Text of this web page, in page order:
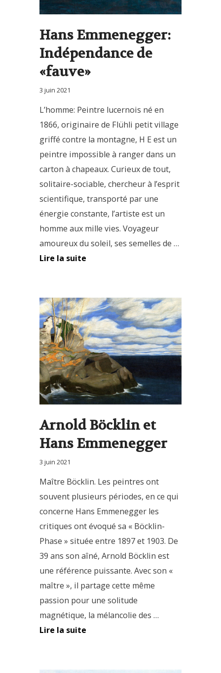
Hans Emmenegger:
Indépendance de
«fauve»
3 juin 2021
L’homme: Peintre lucernois né en
1866, originaire de Flühli petit village
griffé contre la montagne, H E est un
peintre impossible à ranger dans un
carton à chapeaux. Curieux de tout,
solitaire-sociable, chercheur à l’esprit
scientifique, transporté par une
énergie constante, l’artiste est un
homme aux mille vies. Voyageur
amoureux du soleil, ses semelles de …
Lire la suite
Arnold Böcklin et
Hans Emmenegger
3 juin 2021
Maître Böcklin. Les peintres ont
souvent plusieurs périodes, en ce qui
concerne Hans Emmenegger les
critiques ont évoqué sa « Böcklin-
Phase » située entre 1897 et 1903. De
39 ans son aîné, Arnold Böcklin est
une référence puissante. Avec son «
maître », il partage cette même
passion pour une solitude
magnétique, la mélancolie des …
Lire la suite